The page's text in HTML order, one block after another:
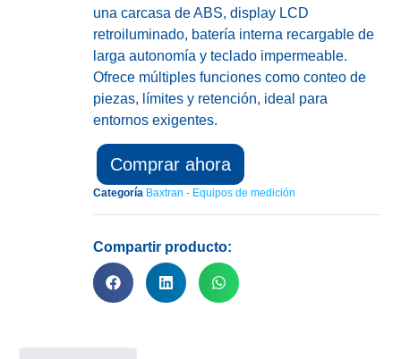
una carcasa de ABS, display LCD
retroiluminado, batería interna recargable de
larga autonomía y teclado impermeable.
Ofrece múltiples funciones como conteo de
piezas, límites y retención, ideal para
entornos exigentes.
Comprar ahora
Categoría Baxtran - Equipos de medición
Compartir producto: